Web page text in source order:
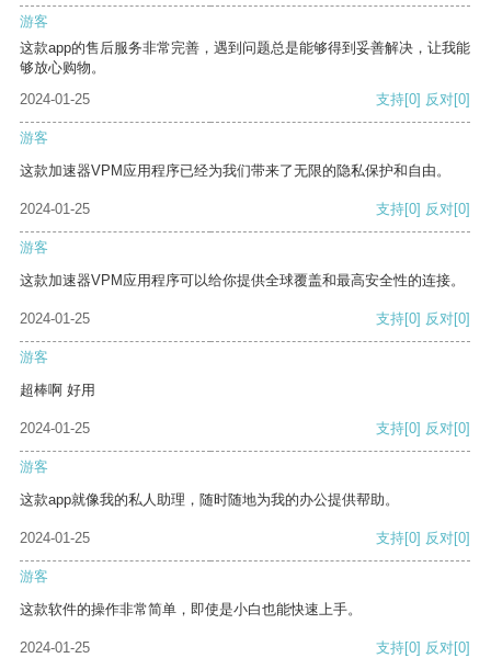
游客
这款app的售后服务非常完善，遇到问题总是能够得到妥善解决，让我能
够放心购物。
2024-01-25
支持[0] 反对[0]
游客
这款加速器VPM应用程序已经为我们带来了无限的隐私保护和自由。
2024-01-25 支持[0] 反对[0]
游客
这款加速器VPM应用程序可以给你提供全球覆盖和最高安全性的连接。
2024-01-25 支持[0] 反对[0]
游客
超棒啊 好用
2024-01-25 支持[0] 反对[0]
游客
这款app就像我的私人助理，随时随地为我的办公提供帮助。
2024-01-25 支持[0] 反对[0]
游客
这款软件的操作非常简单，即使是小白也能快速上手。
2024-01-25 支持[0] 反对[0]